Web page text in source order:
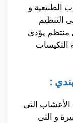
الطبيعية و
التنظيم
منتظم يؤدى
التكيسات
:
التى
و التى